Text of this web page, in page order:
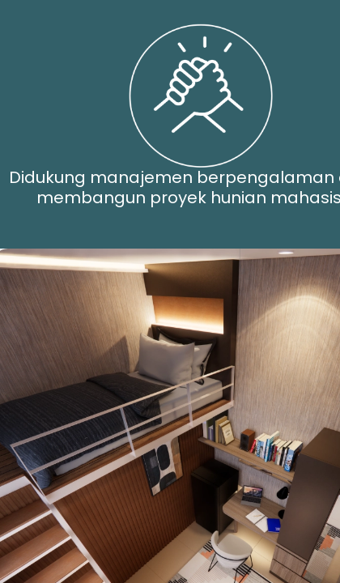
Didukung manajemen
membangun proyek hunian